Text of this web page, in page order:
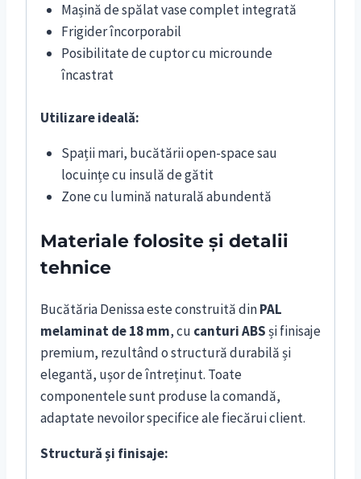
Mașină de spălat vase complet integrată
Frigider încorporabil
Posibilitate de cuptor cu microunde
încastrat
Utilizare ideală:
Spații mari, bucătării open-space sau
locuințe cu insulă de gătit
Zone cu lumină naturală abundentă
Materiale folosite și detalii
tehnice
Bucătăria Denissa este construită dinPAL
melaminat de 18 mm, cu canturi ABSși finisaje
premium, rezultând o structură durabilă și
elegantă, ușor de întreținut. Toate
componentele sunt produse la comandă,
adaptate nevoilor specifice ale fiecărui client.
Structură și finisaje: